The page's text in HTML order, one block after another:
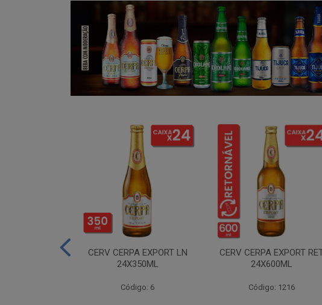
CERV CERPA EXPORT LN
24X350ML
Código: 6
CERV CERPA EXPORT
24X600ML
Código: 1216